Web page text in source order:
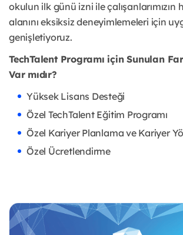
okulun ilk günü izni ile çalışanlarımızın
alanını eksiksiz deneyimlemeleri için
genişletiyoruz.
TechTalent Programı için Sunulan
Var mıdır?
Yüksek Lisans Desteği
Özel TechTalent Eğitim Programı
Özel Kariyer Planlama ve Kariyer
Özel Ücretlendirme